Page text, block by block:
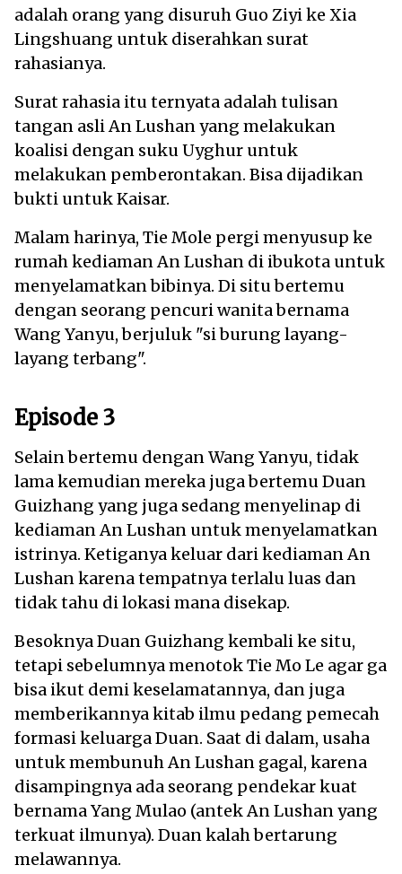
adalah orang yang disuruh Guo Ziyi ke Xia
Lingshuang untuk diserahkan surat
rahasianya.
Surat rahasia itu ternyata adalah tulisan
tangan asli An Lushan yang melakukan
koalisi dengan suku Uyghur untuk
melakukan pemberontakan. Bisa dijadikan
bukti untuk Kaisar.
Malam harinya, Tie Mole pergi menyusup ke
rumah kediaman An Lushan di ibukota untuk
menyelamatkan bibinya. Di situ bertemu
dengan seorang pencuri wanita bernama
Wang Yanyu, berjuluk "si burung layang-
layang terbang".
Episode 3
Selain bertemu dengan Wang Yanyu, tidak
lama kemudian mereka juga bertemu Duan
Guizhang yang juga sedang menyelinap di
kediaman An Lushan untuk menyelamatkan
istrinya. Ketiganya keluar dari kediaman An
Lushan karena tempatnya terlalu luas dan
tidak tahu di lokasi mana disekap.
Besoknya Duan Guizhang kembali ke situ,
tetapi sebelumnya menotok Tie Mo Le agar ga
bisa ikut demi keselamatannya, dan juga
memberikannya kitab ilmu pedang pemecah
formasi keluarga Duan. Saat di dalam, usaha
untuk membunuh An Lushan gagal, karena
disampingnya ada seorang pendekar kuat
bernama Yang Mulao (antek An Lushan yang
terkuat ilmunya). Duan kalah bertarung
melawannya.